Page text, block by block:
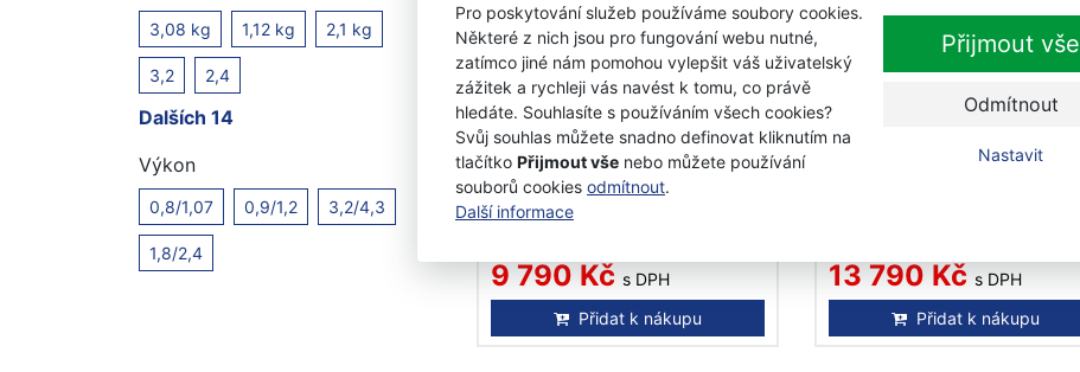
Pro poskytování služeb používáme soubory cookies.
Některé z nich jsou pro fungování webu nutné,
zatímco jiné nám pomohou vylepšit váš uživatelský
zážitek a rychleji vás navést k tomu, co právě
hledáte. Souhlasíte s používáním všech cookies?
Svůj souhlas můžete snadno definovat kliknutím na
tlačítko Přijmout vše nebo můžete používání
souborů cookies odmítnout.
Další informace
Přijmout vše
Odmítnout
Nastavit
3,08 kg 1,12 kg 2,1 kg
3,2 2,4
Dalších 14
Výkon
0,8/1,07 0,9/1,2 3,2/4,3
1,8/2,4
Husqvarna 242i bez baterie
a nabíječky akumulátorová
pila
Skladem
9 790 Kč s DPH
Přidat k nákupu
Husqvarna 242i včetně
baterie a nabíječky
13 790 Kč s DPH
Přidat k nákupu